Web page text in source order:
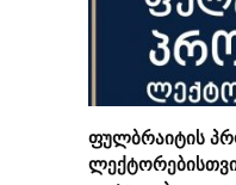
ფულბრაიტის